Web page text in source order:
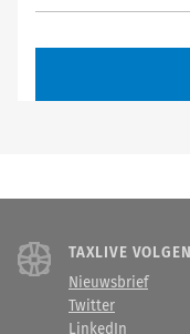
TAXLIVE VOLGEN
Nieuwsbrief
Twitter
LinkedIn